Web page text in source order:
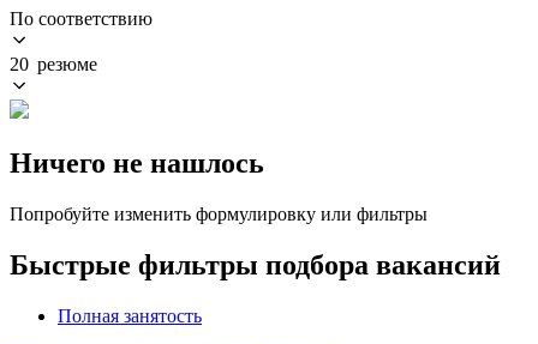
По соответствию
20 резюме
Ничего не нашлось
Попробуйте изменить формулировку или фильтры
Быстрые фильтры подбора вакансий
Полная занятость